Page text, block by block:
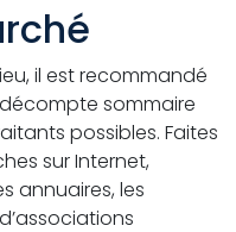
il est recommandé
sommaire
possibles. Faites
sur Internet,
annuaires, les